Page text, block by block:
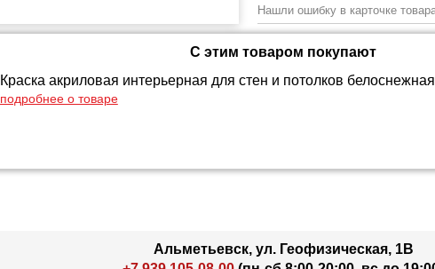
Нашли ошибку в карточке
С этим товаром покупают
Краска акриловая интерьерная для стен и потолков
подробнее о товаре
Альметьевск, ул. Геофизическая, 1В